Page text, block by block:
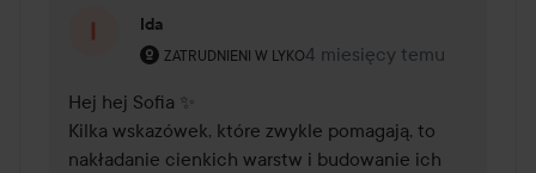
Ida
ZATRUDNIENI W LYKO
Rola użytkownika: Zatrudnieni w Lyko.
4 miesięcy temu
Komentarz został dodany
Hej hej Sofia ✨
Kilka wskazówek, które zwykle pomagają, to
nakładanie cienkich warstw i budowanie ich